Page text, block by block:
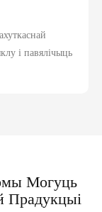
і павялічыць
Могуць
Прадукцыі